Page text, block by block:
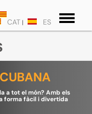
CAT ES
a tot el món? Amb els
forma fàcil i divertida